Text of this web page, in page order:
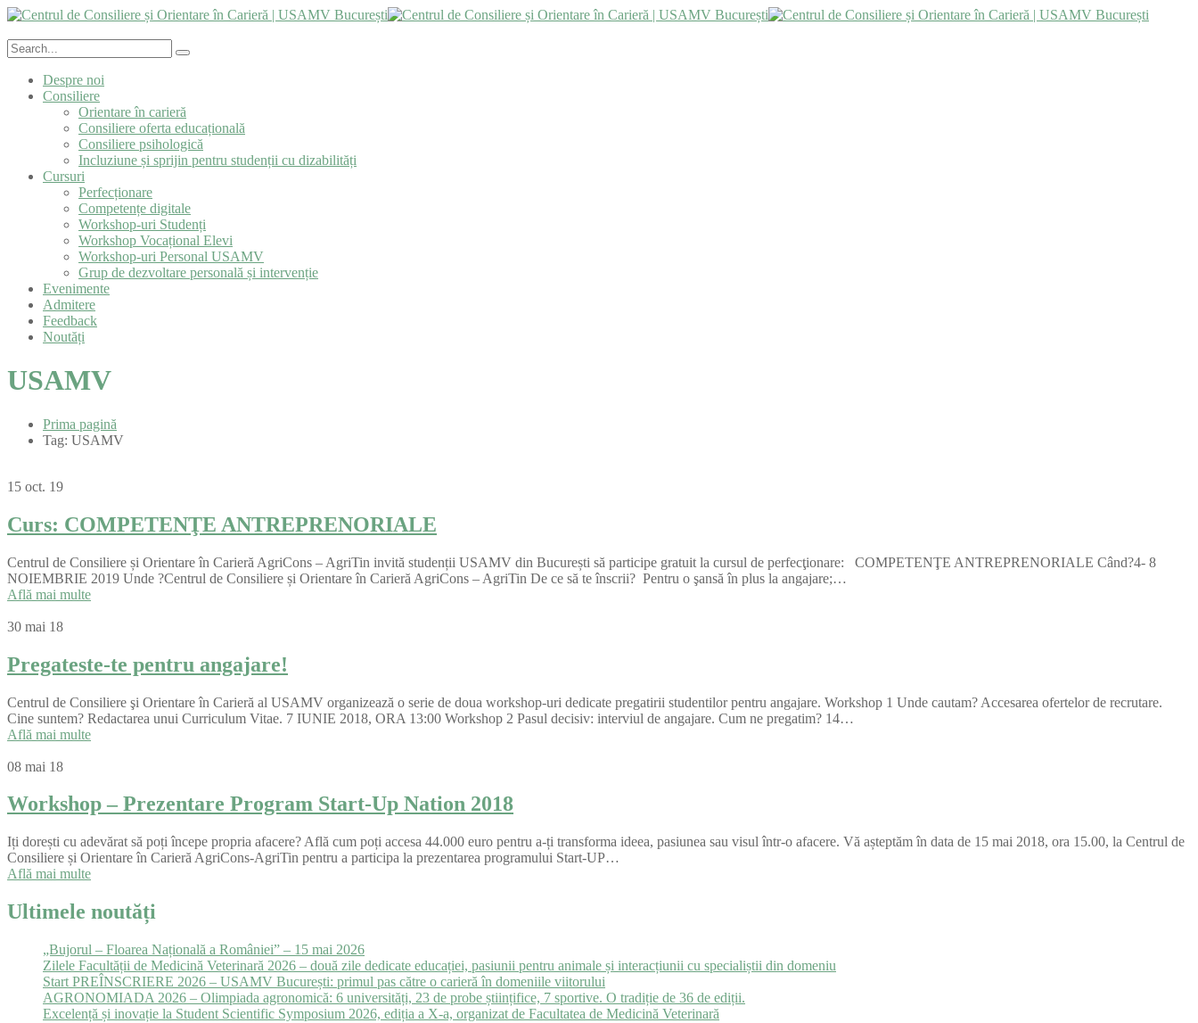
Despre noi
Consiliere
Orientare în carieră
Consiliere oferta educațională
Consiliere psihologică
Incluziune și sprijin pentru studenții cu dizabilități
Cursuri
Perfecționare
Competențe digitale
Workshop-uri Studenți
Workshop Vocațional Elevi
Workshop-uri Personal USAMV
Grup de dezvoltare personală și intervenție
Evenimente
Admitere
Feedback
Noutăți
USAMV
Prima pagină
Tag: USAMV
15 oct. 19
Curs: COMPETENŢE ANTREPRENORIALE
Centrul de Consiliere și Orientare în Carieră AgriCons – AgriTin invită studenții USAMV din București să participe gratuit la cursul de perfecţionare: COMPETENŢE ANTREPRENORIALE Când?4- 8
NOIEMBRIE 2019 Unde ?Centrul de Consiliere și Orientare în Carieră AgriCons – AgriTin De ce să te înscrii? Pentru o şansă în plus la angajare;…
Află mai multe
30 mai 18
Pregateste-te pentru angajare!
Centrul de Consiliere şi Orientare în Carieră al USAMV organizează o serie de doua workshop-uri dedicate pregatirii studentilor pentru angajare. Workshop 1 Unde cautam? Accesarea ofertelor de recrutare.
Cine suntem? Redactarea unui Curriculum Vitae. 7 IUNIE 2018, ORA 13:00 Workshop 2 Pasul decisiv: interviul de angajare. Cum ne pregatim? 14…
Află mai multe
08 mai 18
Workshop – Prezentare Program Start-Up Nation 2018
Iți dorești cu adevărat să poți începe propria afacere? Află cum poți accesa 44.000 euro pentru a-ți transforma ideea, pasiunea sau visul într-o afacere. Vă așteptăm în data de 15 mai 2018, ora 15.00, la Centrul de
Consiliere și Orientare în Carieră AgriCons-AgriTin pentru a participa la prezentarea programului Start-UP…
Află mai multe
Ultimele noutăți
„Bujorul – Floarea Națională a României” – 15 mai 2026
Zilele Facultății de Medicină Veterinară 2026 – două zile dedicate educației, pasiunii pentru animale și interacțiunii cu specialiștii din domeniu
Start PREÎNSCRIERE 2026 – USAMV București: primul pas către o carieră în domeniile viitorului
AGRONOMIADA 2026 – Olimpiada agronomică: 6 universități, 23 de probe științifice, 7 sportive. O tradiție de 36 de ediții.
Excelență și inovație la Student Scientific Symposium 2026, ediția a X-a, organizat de Facultatea de Medicină Veterinară